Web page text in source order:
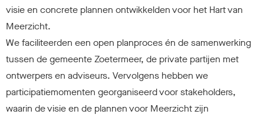
visie en concrete plannen ontwikkelden voor het Hart van
Meerzicht.
We faciliteerden een open planproces én de samenwerking
tussen de gemeente Zoetermeer, de private partijen met
ontwerpers en adviseurs. Vervolgens hebben we
participatiemomenten georganiseerd voor stakeholders,
waarin de visie en de plannen voor Meerzicht zijn